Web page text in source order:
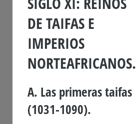
DE TAIFAS E
IMPERIOS
NORTEAFRICANOS.
A. Las primeras taifas
(1031-1090).